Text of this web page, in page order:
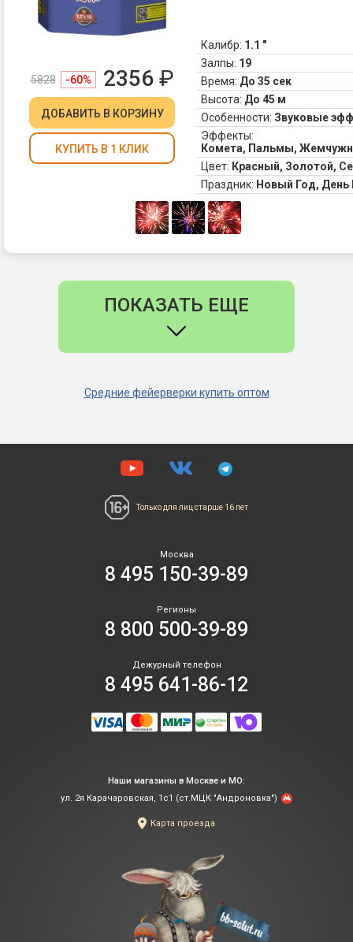
5828 -60% 2356₽
ДОБАВИТЬ В КОРЗИНУ
КУПИТЬ В 1 КЛИК
Калибр: 1.1 "
Залпы: 19
Время: До 35 сек
Высота: До 45 м
Особенности: Звуковые
Эффекты:
Комета, Пальмы,
Цвет: Красный, Золотой,
Праздник: Новый Год,
ПОКАЗАТЬ ЕЩЕ
Средние фейерверки купить оптом
Только для лицстарше 16 лет
Москва
8 495 150-39-89
Регионы
8 800 500-39-89
Дежурный телефон
8 495 641-86-12
Наши магазины в Москве и МО:
ул. 2я Карачаровская, 1с1 (ст.МЦК "Андроновка")
Карта проезда